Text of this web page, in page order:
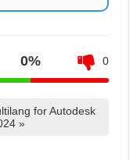
0% 0
for Autodesk
»